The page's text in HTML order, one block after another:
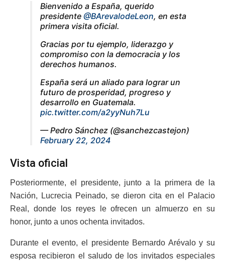
Bienvenido a España, querido
presidente @BArevalodeLeon, en esta
primera visita oficial.
Gracias por tu ejemplo, liderazgo y
compromiso con la democracia y los
derechos humanos.
España será un aliado para lograr un
futuro de prosperidad, progreso y
desarrollo en Guatemala.
pic.twitter.com/a2yyNuh7Lu
— Pedro Sánchez (@sanchezcastejon)
February 22, 2024
Vista oficial
Posteriormente, el presidente, junto a la primera de la
Nación, Lucrecia Peinado, se dieron cita en el Palacio
Real, donde los reyes le ofrecen un almuerzo en su
honor, junto a unos ochenta invitados.
Durante el evento, el presidente Bernardo Arévalo y su
esposa recibieron el saludo de los invitados especiales